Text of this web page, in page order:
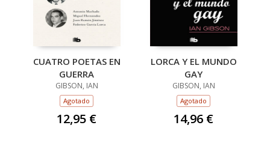
CUATRO POETAS EN
GUERRA
GIBSON, IAN
Agotado
12,95 €
LORCA Y EL MUNDO
GAY
GIBSON, IAN
Agotado
14,96 €